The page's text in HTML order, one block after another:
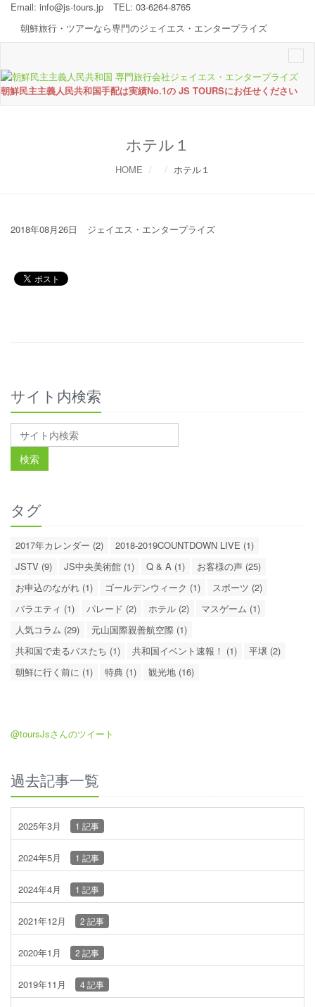
Email: info@js-tours.jp
TEL: 03-6264-8765
朝鮮旅行・ツアーなら専門のジェイエス・エンタープライズ
朝鮮民主主義人民共和国手配は実績No.1の JS TOURSにお任せください
ホテル１
HOME ホテル１
2018年08月26日 ジェイエス・エンタープライズ
サイト内検索
タグ
2017年カレンダー (2)
2018-2019COUNTDOWN LIVE (1)
JSTV (9)
JS中央美術館 (1) Q & A (1)
お客様の声 (25)
お申込のながれ (1)
ゴールデンウィーク (1)
スポーツ (2)
バラエティ (1)
パレード (2) ホテル (2)
マスゲーム (1)
人気コラム (29)
元山国際親善航空際 (1)
共和国で走るバスたち (1)
共和国イベント速報！ (1)
平壌 (2)
朝鮮に行く前に (1)
特典 (1) 観光地 (16)
@toursJsさんのツイート
過去記事一覧
2025年3月 1 記事
2024年5月 1 記事
2024年4月 1 記事
2021年12月 2 記事
2020年1月 2 記事
2019年11月 4 記事